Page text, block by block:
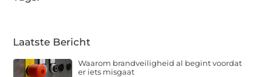
Laatste Bericht
Waarom brandveiligheid al begint voordat
er iets misgaat